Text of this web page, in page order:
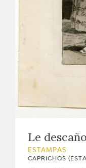
Le
ESTAMPAS
CAPRICHOS